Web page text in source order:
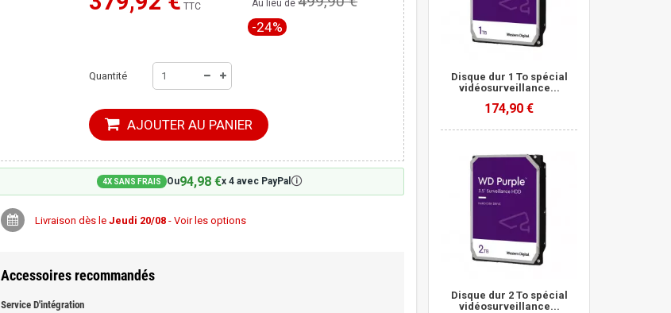
TTC Au lieu de
-24%
Quantité
AJOUTER AU PANIER
4X SANS FRAIS Ou94,98 €x 4 avec PayPal🛈
Livraison dès le Jeudi 20/08- Voir les options
Accessoires recommandés
Service D'intégration
Disque dur 1 To spécial
vidéosurveillance...
174,90 €
Disque dur 2 To spécial
vidéosurveillance...